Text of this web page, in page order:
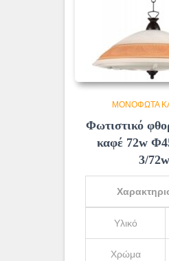
ΜΟΝΌΦΩΤΑ
Φωτιστικό
καφέ 72w
3/72w
Υλικό
Χρώμα